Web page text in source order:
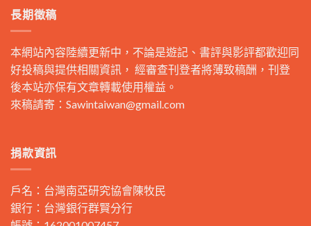
長期徵稿
本網站內容陸續更新中，不論是遊記、書評與影評都歡迎同
好投稿與提供相關資訊， 經審查刊登者將薄致稿酬，刊登
後本站亦保有文章轉載使用權益。
來稿請寄： Sawintaiwan@gmail.com
捐款資訊
戶名：台灣南亞研究協會陳牧民
銀行：台灣銀行群賢分行